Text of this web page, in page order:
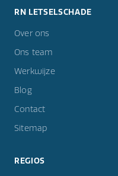
RN LETSELSCHADE
Over ons
Ons team
Werkwijze
Blog
Contact
Sitemap
REGIOS